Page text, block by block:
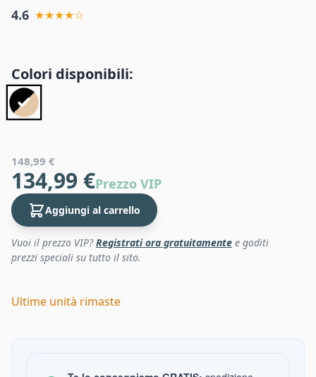
4.6 ★★★★☆
Colori disponibili:
148,99 €
134,99 €Prezzo VIP
Aggiungi al carrello
Vuoi il prezzo VIP?Registrati ora gratuitamente e goditi
prezzi speciali su tutto il sito.
Ultime unità rimaste